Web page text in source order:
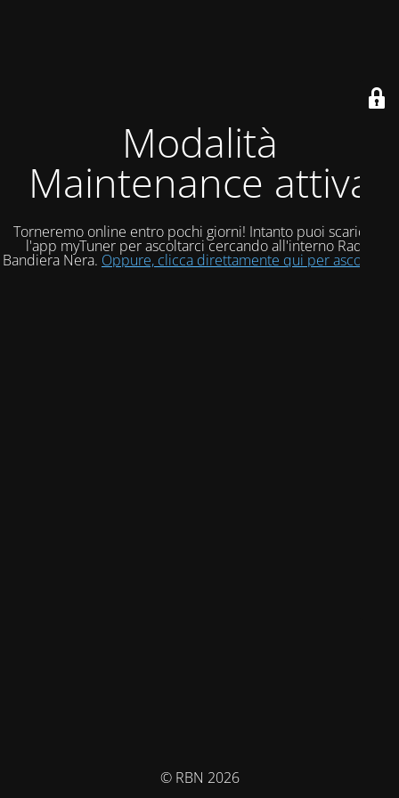
Modalità
Maintenance attiva
Torneremo online entro pochi giorni! Intanto puoi scaricare
l'app myTuner per ascoltarci cercando all'interno Radio
Bandiera Nera. Oppure, clicca direttamente qui per ascoltarci!
© RBN 2026